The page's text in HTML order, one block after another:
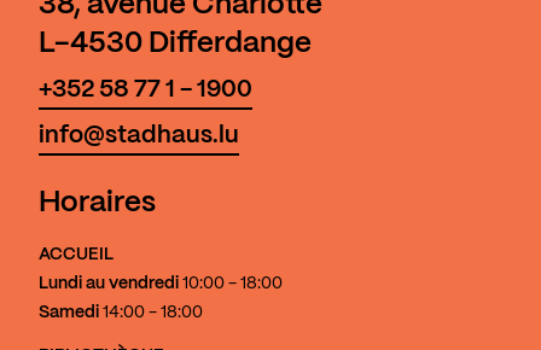
38, avenue Charlotte
L-4530 Differdange
+352 58 77 1 - 1900
info@stadhaus.lu
Horaires
ACCUEIL
Lundi au vendredi 10:00 - 18:00
Samedi 14:00 - 18:00